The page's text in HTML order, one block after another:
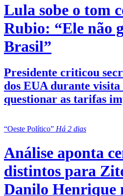
Lula sobe o tom
Rubio: “Ele não
Brasil”
Presidente criticou
dos EUA durante
questionar as tarifas
“Oeste Político” Há 2 dias
Análise aponta
distintos para
Danilo Henrique